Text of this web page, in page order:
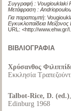
Συγγραφή : Vougiouklaki
Μετάφραση :
Για παραπομπή:
Εγκυκλοπαίδεια
URL: <http://www.ehw.gr/
ΒΙΒΛΙΟΓΡΑΦΙΑ
Χρύσανθος
Εκκλησία
Talbot-Rice, D. (ed.)
Edinburg 1968